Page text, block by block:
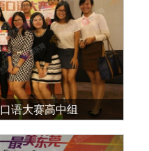
语大赛高中组